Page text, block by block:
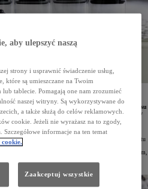
stworzyli innowacyjną metodę recyklingu baterii
hybrydowym, hybrydach typu plug-in oraz autach
emisji dwutlenku węgla podczas całego procesu
odzyskiwanie cennych materiałów, takich jak lit czy
kobalt.
prowadzi do zwiększonego popytu na kluczowe
i innych rozwiązań elektrycznych, szczególnie litu
pierwiastków w przyrodzie odzyskiwanie surowców
wpisuje się w koncepcję gospodarki o obiegu zamkniętym,
węglowego. Dodatkowo producenci baterii w Europie
pochodzących z recyklingu zużytych akumulatorów.
aby ulepszyć naszą
strony i usprawnić świadczenie usług,
są umieszczane na Twoim
tablecie. Pomagają one nam zrozumieć
naszej witryny. Są wykorzystywane do
a także służą do celów reklamowych.
cookie. Jeżeli nie wyrażasz na to zgody,
Szczegółowe informacje na ten temat
Zaakceptuj wszystkie